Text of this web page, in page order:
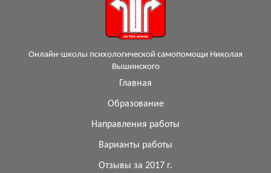
Онлайн-школы психологической самопомощи Николая
Вышинского
Главная
Образование
Направления работы
Варианты работы
Отзывы за 2017 г.